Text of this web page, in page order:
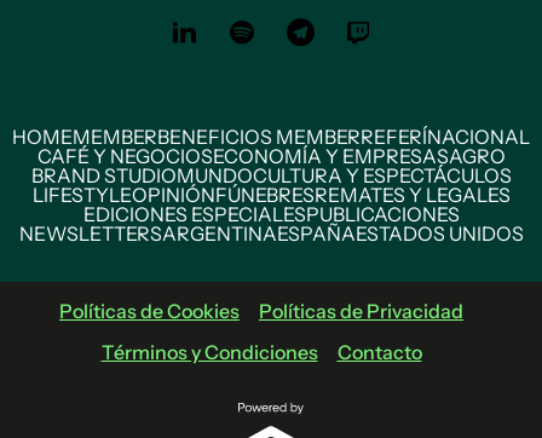
HOMEMEMBERBENEFICIOS MEMBERREFERÍNACIONAL
CAFÉ Y NEGOCIOSECONOMÍA Y EMPRESASAGRO
BRAND STUDIOMUNDOCULTURA Y ESPECTÁCULOS
LIFESTYLEOPINIÓNFÚNEBRESREMATES Y LEGALES
EDICIONES ESPECIALESPUBLICACIONES
NEWSLETTERSARGENTINAESPAÑAESTADOS UNIDOS
Políticas de Cookies
Políticas de Privacidad
Términos y Condiciones
Contacto